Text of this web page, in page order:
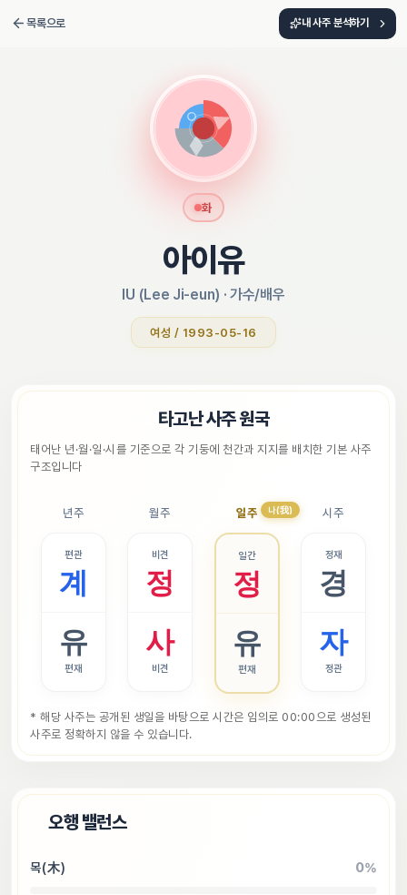
목록으로 내 사주 분석하기
화
아이유
IU (Lee Ji-eun) · 가수/배우
여성 / 1993-05-16
타고난 사주 원국
태어난 년·월·일·시를 기준으로 각 기둥에 천간과 지지를 배치한 기본 사주
구조입니다
시주
정재
경
자
정관
일주
일간
정
유
편재
나(我)
월주
비견
정
사
비견
년주
편관
계
유
편재
* 해당 사주는 공개된 생일을 바탕으로 시간은 임의로 00:00으로 생성된
사주로 정확하지 않을 수 있습니다.
오행 밸런스
목(木) 0%